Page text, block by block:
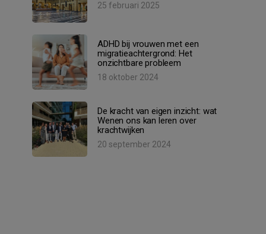
25 februari 2025
ADHD bij vrouwen met een
migratieachtergrond: Het
onzichtbare probleem
18 oktober 2024
De kracht van eigen inzicht: wat
Wenen ons kan leren over
krachtwijken
20 september 2024